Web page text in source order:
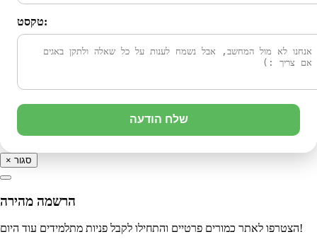
טקסט:
שלח הודעה
× סגור
הרשמה מהירה
הצטרפו לאתר כמורים פרטיים והתחילו לקבל פניות מתלמידים עוד היום!